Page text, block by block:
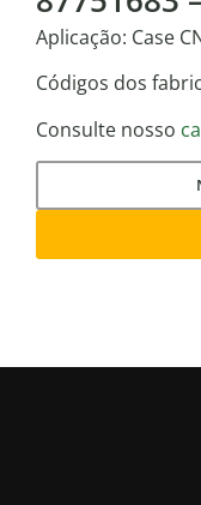
Aplicação: Case
Códigos dos
Consulte nosso